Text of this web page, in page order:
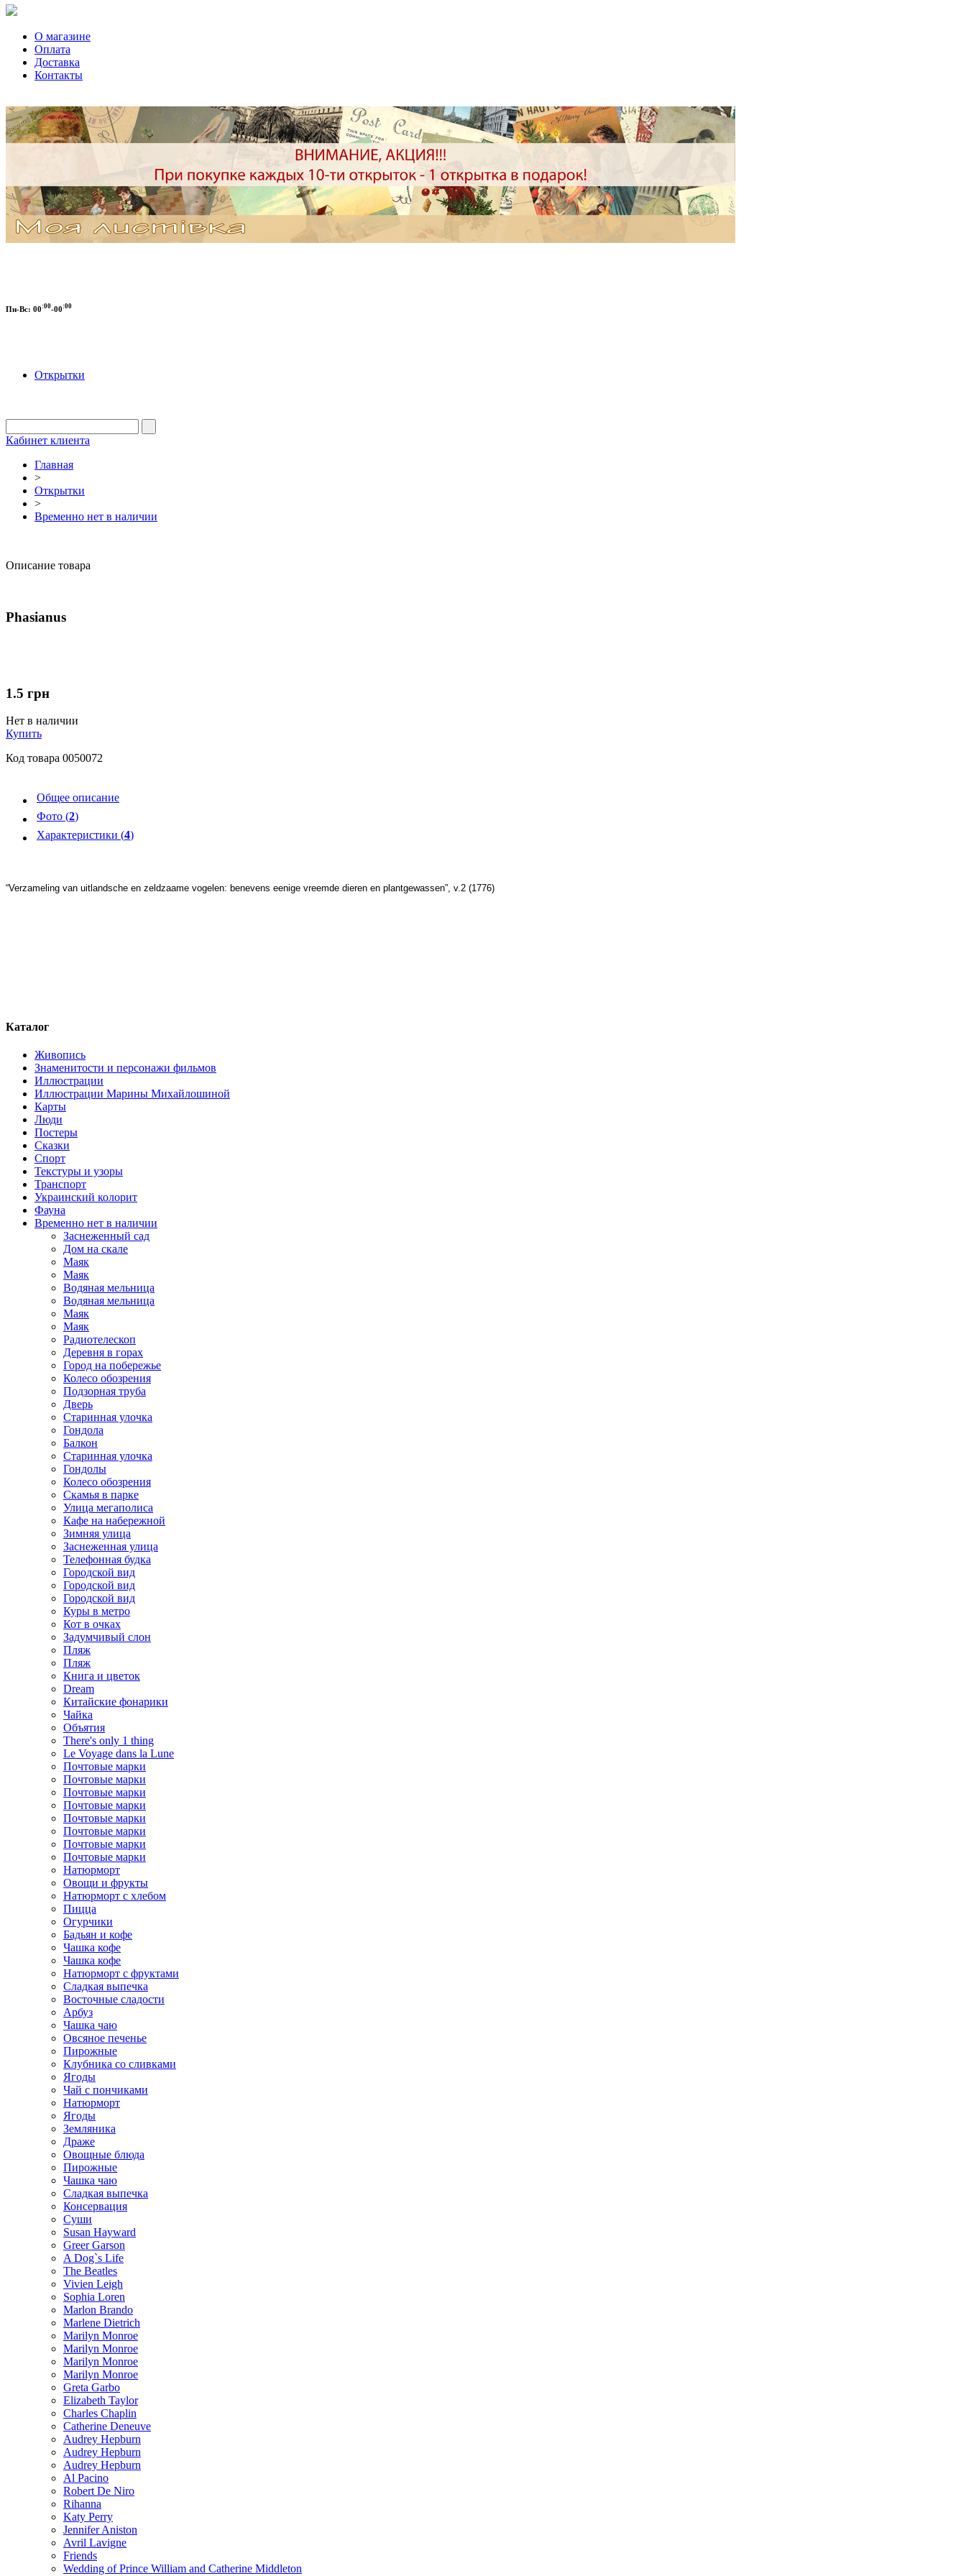
О магазине
Оплата
Доставка
Контакты
Пн-Вс: 00:00-00:00
Открытки
Кабинет клиента
Главная
>
Открытки
>
Временно нет в наличии
Описание товара
Phasianus
1.5 грн
Нет в наличии
Купить
Код товара 0050072
Общее описание
Фото (2)
Характеристики (4)
“Verzameling van uitlandsche en zeldzaame vogelen: benevens eenige vreemde dieren en plantgewassen”, v.2 (1776)
Каталог
Живопись
Знаменитости и персонажи фильмов
Иллюстрации
Иллюстрации Марины Михайлошиной
Карты
Люди
Постеры
Сказки
Спорт
Текстуры и узоры
Транспорт
Украинский колорит
Фауна
Временно нет в наличии
Заснеженный сад
Дом на скале
Маяк
Маяк
Водяная мельница
Водяная мельница
Маяк
Маяк
Радиотелескоп
Деревня в горах
Город на побережье
Колесо обозрения
Подзорная труба
Дверь
Старинная улочка
Гондола
Балкон
Старинная улочка
Гондолы
Колесо обозрения
Скамья в парке
Улица мегаполиса
Кафе на набережной
Зимняя улица
Заснеженная улица
Телефонная будка
Городской вид
Городской вид
Городской вид
Куры в метро
Кот в очках
Задумчивый слон
Пляж
Пляж
Книга и цветок
Dream
Китайские фонарики
Чайка
Объятия
There's only 1 thing
Le Voyage dans la Lune
Почтовые марки
Почтовые марки
Почтовые марки
Почтовые марки
Почтовые марки
Почтовые марки
Почтовые марки
Почтовые марки
Натюрморт
Овощи и фрукты
Натюрморт с хлебом
Пицца
Огурчики
Бадьян и кофе
Чашка кофе
Чашка кофе
Натюрморт с фруктами
Сладкая выпечка
Восточные сладости
Арбуз
Чашка чаю
Овсяное печенье
Пирожные
Клубника со сливками
Ягоды
Чай с пончиками
Натюрморт
Ягоды
Земляника
Драже
Овощные блюда
Пирожные
Чашка чаю
Сладкая выпечка
Консервация
Суши
Susan Hayward
Greer Garson
A Dog`s Life
The Beatles
Vivien Leigh
Sophia Loren
Marlon Brando
Marlene Dietrich
Marilyn Monroe
Marilyn Monroe
Marilyn Monroe
Marilyn Monroe
Greta Garbo
Elizabeth Taylor
Charles Chaplin
Catherine Deneuve
Audrey Hepburn
Audrey Hepburn
Audrey Hepburn
Al Pacino
Robert De Niro
Rihanna
Katy Perry
Jennifer Aniston
Avril Lavigne
Friends
Wedding of Prince William and Catherine Middleton